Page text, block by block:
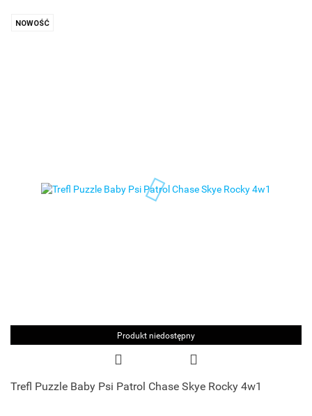
NOWOŚĆ
Produkt niedostępny
Trefl Puzzle Baby Psi Patrol Chase Skye Rocky 4w1